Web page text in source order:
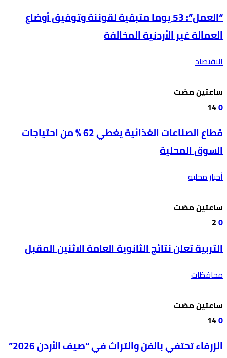
“العمل”: 53 يوما متبقية لقوننة وتوفيق أوضاع
العمالة غير الأردنية المخالفة
الاقتصاد
‫‫‫‏‫ساعتين مضت‬
0
14
قطاع الصناعات الغذائية يغطي 62 % من احتياجات
السوق المحلية
أخبار محليه
‫‫‫‏‫ساعتين مضت‬
0
2
التربية تعلن نتائج الثانوية العامة الاثنين المقبل
محافظات
‫‫‫‏‫ساعتين مضت‬
0
14
الزرقاء تحتفي بالفن والتراث في “صيف الأردن 2026”